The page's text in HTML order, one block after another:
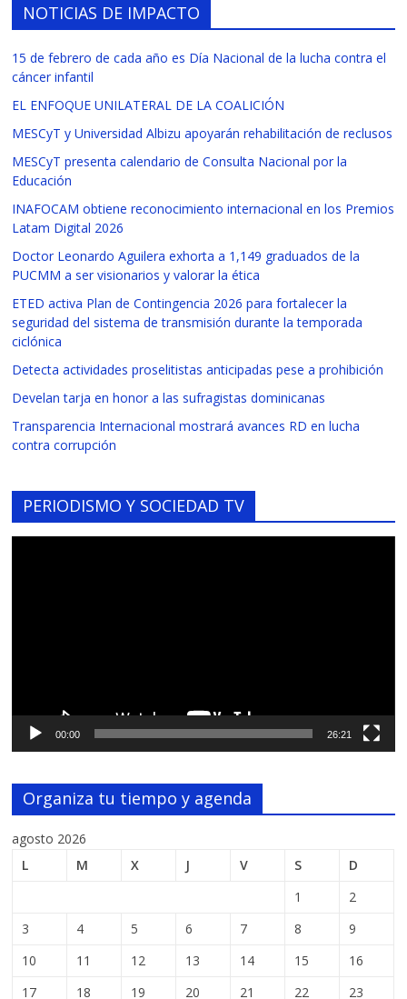
NOTICIAS DE IMPACTO
15 de febrero de cada año es Día Nacional de la lucha contra el
cáncer infantil
EL ENFOQUE UNILATERAL DE LA COALICIÓN
MESCyT y Universidad Albizu apoyarán rehabilitación de reclusos
MESCyT presenta calendario de Consulta Nacional por la
Educación
INAFOCAM obtiene reconocimiento internacional en los Premios
Latam Digital 2026
Doctor Leonardo Aguilera exhorta a 1,149 graduados de la
PUCMM a ser visionarios y valorar la ética
ETED activa Plan de Contingencia 2026 para fortalecer la
seguridad del sistema de transmisión durante la temporada
ciclónica
Detecta actividades proselitistas anticipadas pese a prohibición
Develan tarja en honor a las sufragistas dominicanas
Transparencia Internacional mostrará avances RD en lucha
contra corrupción
PERIODISMO Y SOCIEDAD TV
00:00 26:21
Organiza tu tiempo y agenda
agosto 2026
L
M X J V S
D
1
2
3
4 5 6 7 8
9
10
11 12 13 14 15
16
17
18 19 20 21 22 23